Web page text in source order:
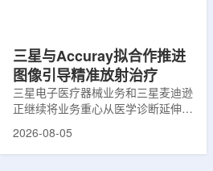
三星与Accuray拟合作推进
图像引导精准放射治疗
三星电子医疗器械业务和三星麦迪逊
正继续将业务重心从医学诊断延伸至
治疗领域。8月5日，三星HME美国
2026-08-05